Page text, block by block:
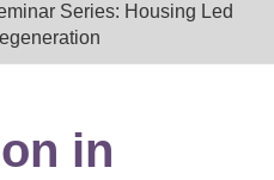
Series: Housing Led
in